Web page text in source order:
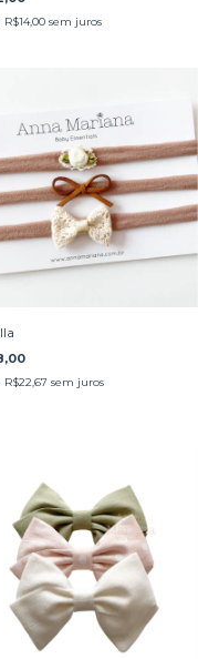
R$14,00 sem juros
R$22,67 sem juros